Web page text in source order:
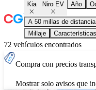
Kia Niro EV Año
A 50 millas de distancia
Millaje
Características
72 vehículos encontrados
Compra con precios
Mostrar solo avisos que